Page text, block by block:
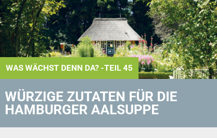
WAS WÄCHST DENN DA? -TEIL 45
WÜRZIGE ZUTATEN FÜR DIE
HAMBURGER AALSUPPE